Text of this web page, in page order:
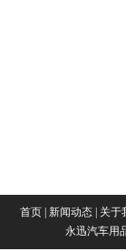
首页 新闻动态 关于
永迅汽车用